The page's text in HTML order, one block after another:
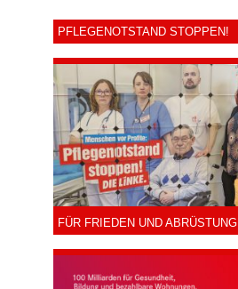
PFLEGENOTSTAND STOPPEN!
FÜR FRIEDEN UND ABRÜSTUNG